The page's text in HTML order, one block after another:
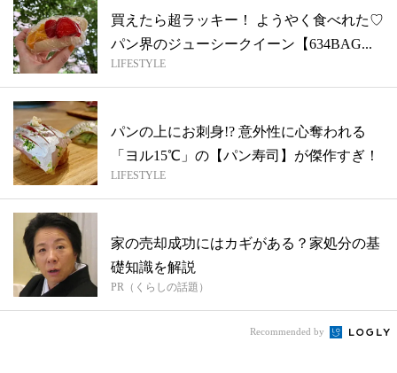
買えたら超ラッキー！ ようやく食べれた♡
パン界のジューシークイーン【634BAG...
LIFESTYLE
パンの上にお刺身!? 意外性に心奪われる
「ヨル15℃」の【パン寿司】が傑作すぎ！
LIFESTYLE
家の売却成功にはカギがある？家処分の基
礎知識を解説
PR（くらしの話題）
Recommended by